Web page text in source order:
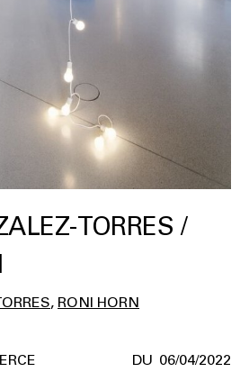
TORRES /
RONI HORN
06/04/2022